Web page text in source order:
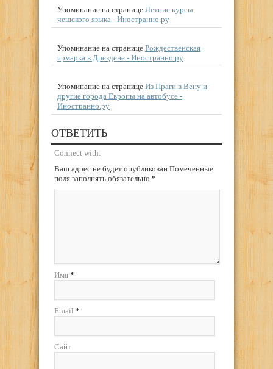
Упоминание на странице Летние курсы
чешского языка - Иностранно.ру
Упоминание на странице Рождественская
ярмарка в Дрездене - Иностранно.ру
Упоминание на странице Из Праги в Вену и
другие города Европы на автобусе -
Иностранно.ру
ОТВЕТИТЬ
Connect with:
Ваш адрес не будет опубликован Помеченные
поля заполнять обязательно *
Имя *
Email *
Сайт